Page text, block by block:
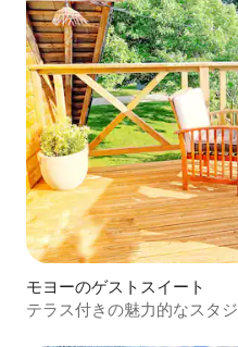
モヨーのゲストスイート
テラス付きの魅力的なスタ